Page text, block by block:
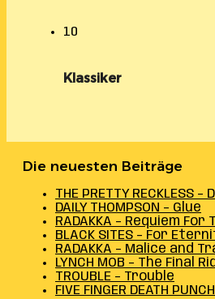
10
Klassiker
Die neuesten Beiträge
THE PRETTY RECKLESS –
DAILY THOMPSON – Glue
RADAKKA – Requiem
BLACK SITES – For
RADAKKA – Malice and
LYNCH MOB – The Final
TROUBLE – Trouble
FIVE FINGER DEATH